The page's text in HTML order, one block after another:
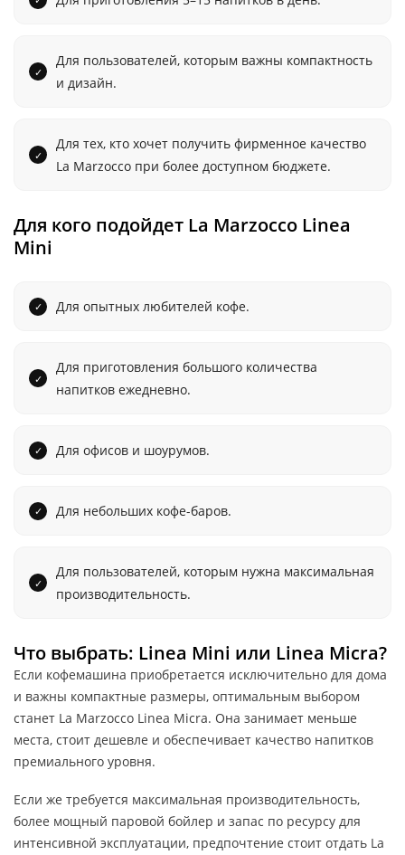
Для пользователей, которым важны компактность
и дизайн.
Для тех, кто хочет получить фирменное качество
La Marzocco при более доступном бюджете.
Для кого подойдет La Marzocco Linea
Mini
Для опытных любителей кофе.
Для приготовления большого количества
напитков ежедневно.
Для офисов и шоурумов.
Для небольших кофе-баров.
Для пользователей, которым нужна максимальная
производительность.
Что выбрать: Linea Mini или Linea Micra?
Если кофемашина приобретается исключительно для дома
и важны компактные размеры, оптимальным выбором
станет La Marzocco Linea Micra. Она занимает меньше
места, стоит дешевле и обеспечивает качество напитков
премиального уровня.
Если же требуется максимальная производительность,
более мощный паровой бойлер и запас по ресурсу для
интенсивной эксплуатации, предпочтение стоит отдать La